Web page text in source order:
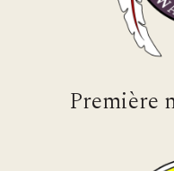
Première